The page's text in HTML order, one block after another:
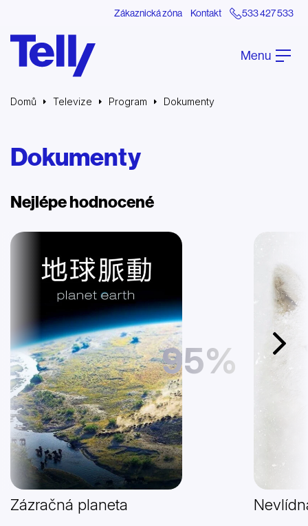
Zákaznická zóna Kontakt 533 427 533
Menu
Domů Televize Program Dokumenty
Dokumenty
Nejlépe hodnocené
Další
95%
Zázračná planeta